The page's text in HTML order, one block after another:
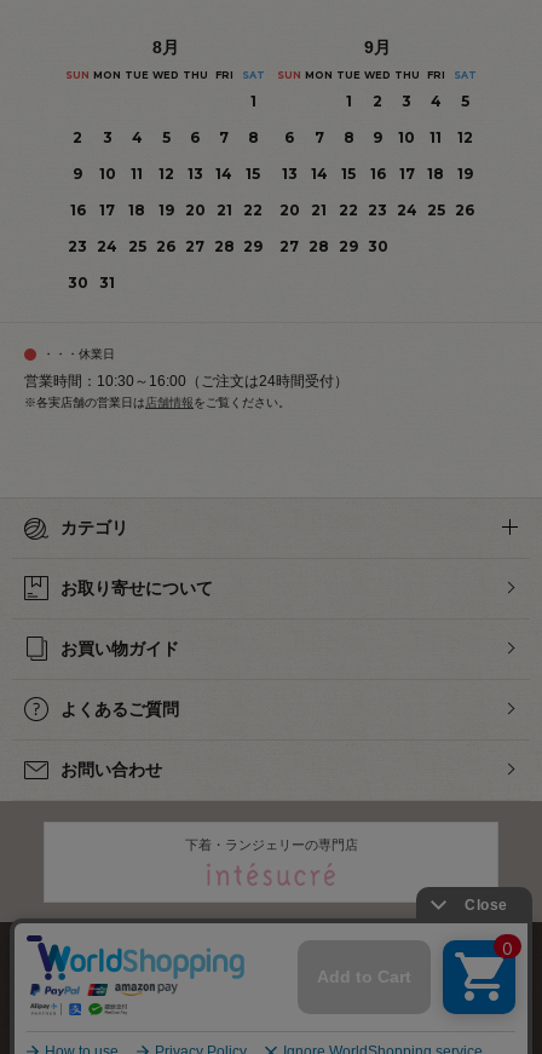
8月
SUN MON TUE WED THU FRI SAT
1
2
3 4 5 6 7
8
9
10 11 12 13 14
15
16
17 18 19 20 21
22
23
24 25 26 27 28 29
30
31
9月
SUN MON TUE WED THU FRI SAT
1 2 3 4
5
6
7 8 9 10 11
12
13
14 15 16 17 18
19
20
21 22 23 24 25
26
27 28 29 30
・・・休業日
営業時間：10:30～16:00（ご注文は24時間受付）
※各実店舗の営業日は 店舗情報をご覧ください。
カテゴリ
お取り寄せについて
お買い物ガイド
よくあるご質問
お問い合わせ
下着・ランジェリーの専門店
株式会社オカダヤ
特定商取引法に基づく表記 プライバシーポリシー サイトマップ